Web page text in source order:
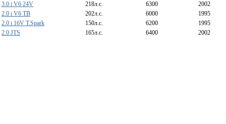
3.0 i V6 24V
218л.с. 6300
2002
2.0 i V6 TB
202л.с. 6000
1995
2.0 i 16V T.Spark
150л.с. 6200
1995
2.0 JTS
165л.с. 6400 2002